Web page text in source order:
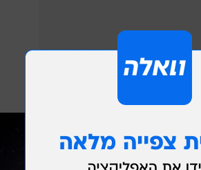
הקיץ יתקיימו תצפיות כוכבים
הנגב.